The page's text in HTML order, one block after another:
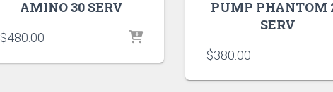
AMINO 30 SERV
$480.00
PUMP PHANTOM
SERV
$380.00